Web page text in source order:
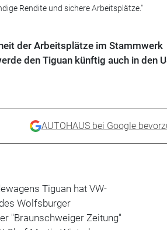
Rendite und sichere Arbeitsplätze."
der Arbeitsplätze im Stammwerk
den Tiguan künftig auch in den
AUTOHAUS bei Google
Tiguan hat VW-
Wolfsburger
"Braunschweiger Zeitung"